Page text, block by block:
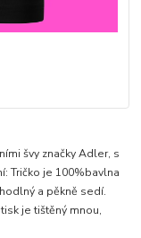
švy značky Adler, s
Tričko je 100%bavlna
a pěkně sedí.
je tištěný mnou,